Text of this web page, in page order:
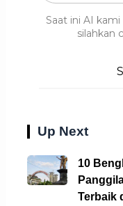
Saat ini AI
silahkan
Up Next
10
Terbaik